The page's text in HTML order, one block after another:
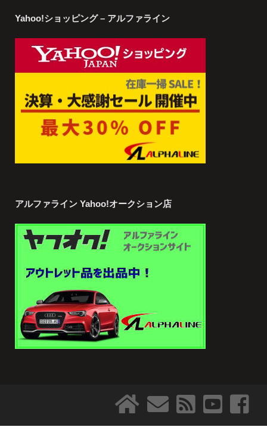
Yahoo!ショッピング – アルファライン
アルファライン Yahoo!オークション店